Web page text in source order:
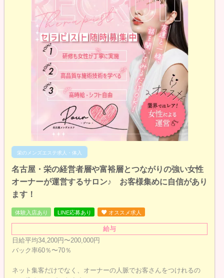
栄のメンズエステ求人・体入
名古屋・栄の経営者層や富裕層とつながりの強い女性
オーナーが運営するサロン♪ お客様集めに自信があり
ます！
体験入店あり LINE応募あり オススメ求人
給与
日給平均34,200円〜200,000円
バック率60％〜70％
ネット集客だけでなく、オーナーの人脈でお客さんをつけれるの